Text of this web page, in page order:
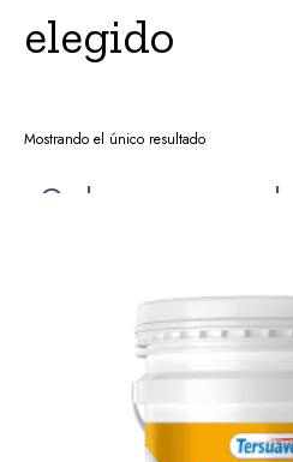
elegido
Mostrando el único resultado